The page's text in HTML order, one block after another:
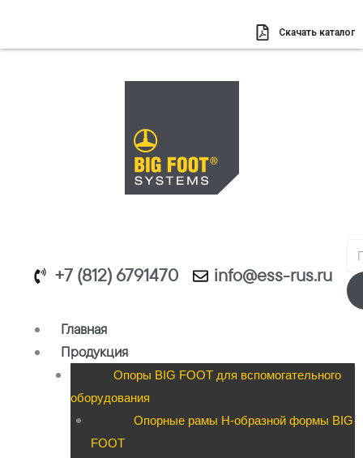
содержимому
Скачать каталог
+7 (812) 6791470 info@ess-rus.ru
Главная
Продукция
Опоры BIG FOOT для вспомогательного
оборудования
Опорные рамы H-образной формы BIG
FOOT